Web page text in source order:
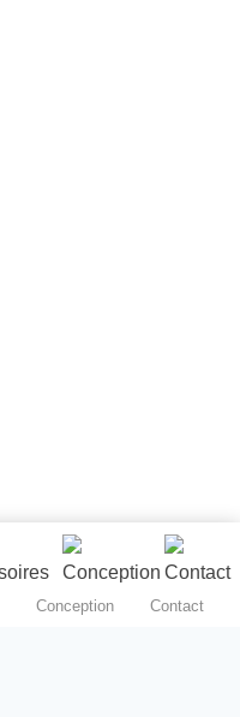
Conception Contact